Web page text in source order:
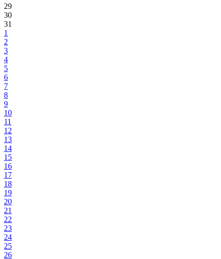
29
30
31
1
2
3
4
5
6
7
8
9
10
11
12
13
14
15
16
17
18
19
20
21
22
23
24
25
26